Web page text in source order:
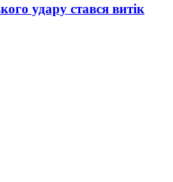
удару стався витік